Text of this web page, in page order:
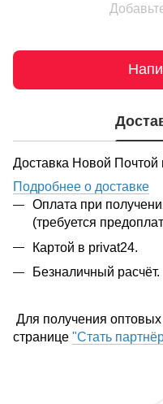
Доставка Новой Почтой
Подробнее о доставке
Оплата при
(требуется
Картой в privat24.
Безналичный расчёт.
Для получения
странице "Стать